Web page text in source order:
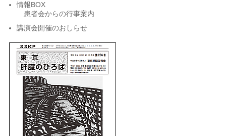
情報BOX
患者会からの行事案内
講演会開催のおしらせ